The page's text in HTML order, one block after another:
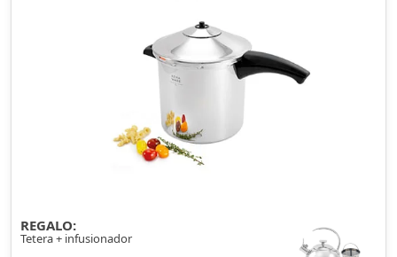
REGALO:
Tetera + infusionador